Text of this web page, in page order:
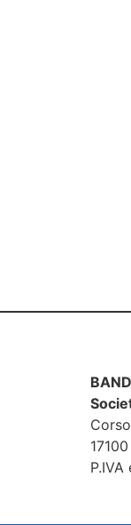
P.IVA